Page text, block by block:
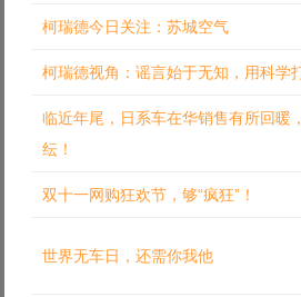
柯瑞德今日关注：苏城空气
柯瑞德视角：谣言始于无知，用科学
临近年尾，日系车在华销售有所回暖
纭！
双十一网购狂欢节，够“疯狂”！
世界无车日，还需你我他
Forgot your username?